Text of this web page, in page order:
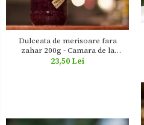
Zacusca
Dulceata de merisoare fara
zahar 200g - Camara de la
munte
23,50 Lei